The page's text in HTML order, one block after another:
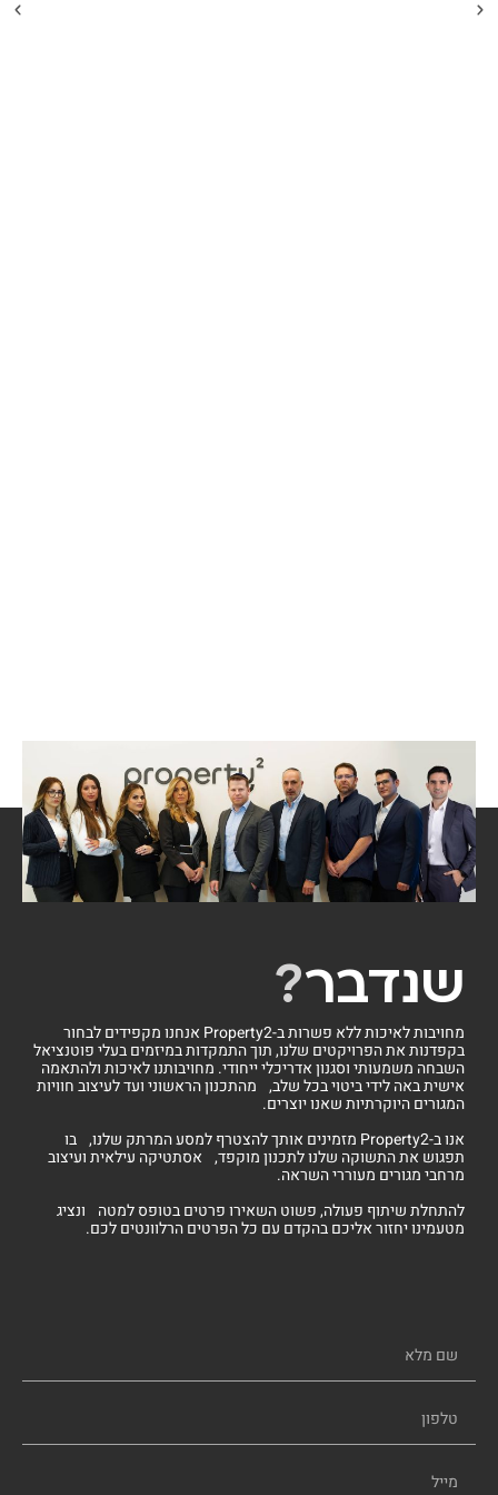
שנדבר?
מחויבות לאיכות ללא פשרות ב-Property2 אנחנו מקפידים לבחור
בקפדנות את הפרויקטים שלנו, תוך התמקדות במיזמים בעלי פוטנציאל
השבחה משמעותי וסגנון אדריכלי ייחודי. מחויבותנו לאיכות ולהתאמה
אישית באה לידי ביטוי בכל שלב, מהתכנון הראשוני ועד לעיצוב חוויות
המגורים היוקרתיות שאנו יוצרים.
אנו ב-Property2 מזמינים אותך להצטרף למסע המרתק שלנו, בו
תפגוש את התשוקה שלנו לתכנון מוקפד, אסתטיקה עילאית ועיצוב
מרחבי מגורים מעוררי השראה.
להתחלת שיתוף פעולה, פשוט השאירו פרטים בטופס למטה ונציג
מטעמינו יחזור אליכם בהקדם עם כל הפרטים הרלוונטים לכם.